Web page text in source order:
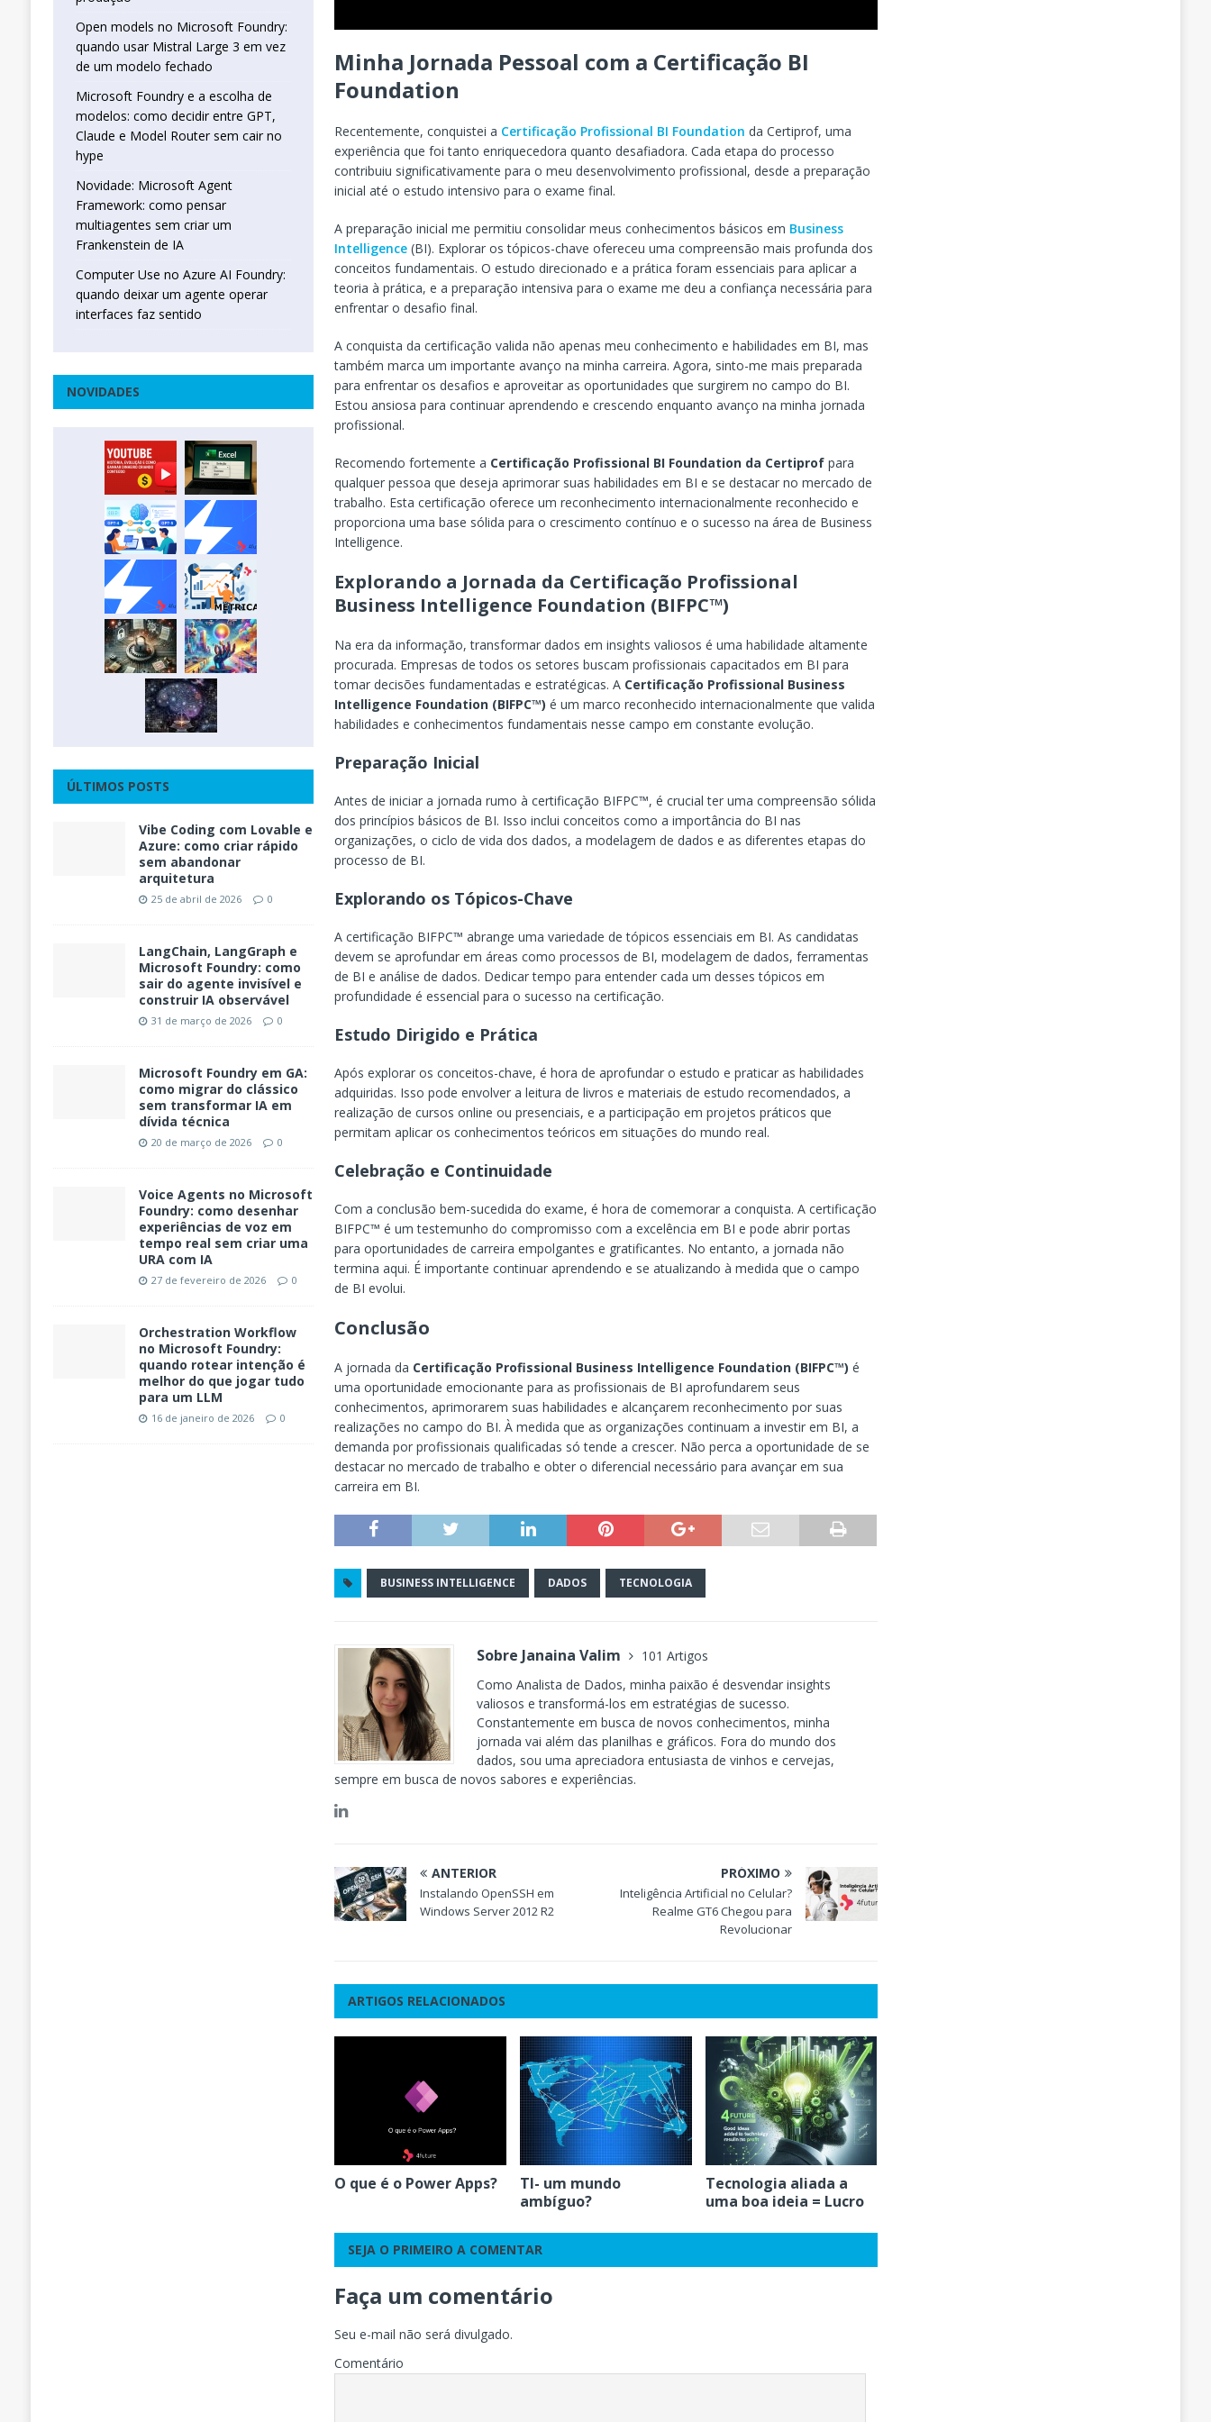
Minha Jornada Pessoal com a Certificação BI
Foundation
Recentemente, conquistei a Certificação Profissional BI Foundation da Certiprof, uma
experiência que foi tanto enriquecedora quanto desafiadora. Cada etapa do processo
contribuiu significativamente para o meu desenvolvimento profissional, desde a preparação
inicial até o estudo intensivo para o exame final.
A preparação inicial me permitiu consolidar meus conhecimentos básicos em Business
Intelligence (BI). Explorar os tópicos-chave ofereceu uma compreensão mais profunda dos
conceitos fundamentais. O estudo direcionado e a prática foram essenciais para aplicar a
teoria à prática, e a preparação intensiva para o exame me deu a confiança necessária para
enfrentar o desafio final.
A conquista da certificação valida não apenas meu conhecimento e habilidades em BI, mas
também marca um importante avanço na minha carreira. Agora, sinto-me mais preparada
para enfrentar os desafios e aproveitar as oportunidades que surgirem no campo do BI.
Estou ansiosa para continuar aprendendo e crescendo enquanto avanço na minha jornada
profissional.
Recomendo fortemente a Certificação Profissional BI Foundation da Certiprof para
qualquer pessoa que deseja aprimorar suas habilidades em BI e se destacar no mercado de
trabalho. Esta certificação oferece um reconhecimento internacionalmente reconhecido e
proporciona uma base sólida para o crescimento contínuo e o sucesso na área de Business
Intelligence.
Explorando a Jornada da Certificação Profissional
Business Intelligence Foundation (BIFPC™)
Na era da informação, transformar dados em insights valiosos é uma habilidade altamente
procurada. Empresas de todos os setores buscam profissionais capacitados em BI para
tomar decisões fundamentadas e estratégicas. A Certificação Profissional Business
Intelligence Foundation (BIFPC™) é um marco reconhecido internacionalmente que valida
habilidades e conhecimentos fundamentais nesse campo em constante evolução.
Preparação Inicial
Antes de iniciar a jornada rumo à certificação BIFPC™, é crucial ter uma compreensão sólida
dos princípios básicos de BI. Isso inclui conceitos como a importância do BI nas
organizações, o ciclo de vida dos dados, a modelagem de dados e as diferentes etapas do
processo de BI.
Explorando os Tópicos-Chave
A certificação BIFPC™ abrange uma variedade de tópicos essenciais em BI. As candidatas
devem se aprofundar em áreas como processos de BI, modelagem de dados, ferramentas
de BI e análise de dados. Dedicar tempo para entender cada um desses tópicos em
profundidade é essencial para o sucesso na certificação.
Estudo Dirigido e Prática
Após explorar os conceitos-chave, é hora de aprofundar o estudo e praticar as habilidades
adquiridas. Isso pode envolver a leitura de livros e materiais de estudo recomendados, a
realização de cursos online ou presenciais, e a participação em projetos práticos que
permitam aplicar os conhecimentos teóricos em situações do mundo real.
Celebração e Continuidade
Com a conclusão bem-sucedida do exame, é hora de comemorar a conquista. A certificação
BIFPC™ é um testemunho do compromisso com a excelência em BI e pode abrir portas
para oportunidades de carreira empolgantes e gratificantes. No entanto, a jornada não
termina aqui. É importante continuar aprendendo e se atualizando à medida que o campo
de BI evolui.
Conclusão
A jornada da Certificação Profissional Business Intelligence Foundation (BIFPC™) é
uma oportunidade emocionante para as profissionais de BI aprofundarem seus
conhecimentos, aprimorarem suas habilidades e alcançarem reconhecimento por suas
realizações no campo do BI. À medida que as organizações continuam a investir em BI, a
demanda por profissionais qualificadas só tende a crescer. Não perca a oportunidade de se
destacar no mercado de trabalho e obter o diferencial necessário para avançar em sua
carreira em BI.
BUSINESS INTELLIGENCE DADOS TECNOLOGIA
Sobre Janaina Valim
101 Artigos
Como Analista de Dados, minha paixão é desvendar insights
valiosos e transformá-los em estratégias de sucesso.
Constantemente em busca de novos conhecimentos, minha
jornada vai além das planilhas e gráficos. Fora do mundo dos
dados, sou uma apreciadora entusiasta de vinhos e cervejas,
sempre em busca de novos sabores e experiências.
ANTERIOR
Instalando OpenSSH em
Windows Server 2012 R2
PRÓXIMO
Inteligência Artificial no Celular?
Realme GT6 Chegou para
Revolucionar
ARTIGOS RELACIONADOS
O que é o Power Apps?
TI- um mundo
ambíguo?
Tecnologia aliada a
uma boa ideia = Lucro
SEJA O PRIMEIRO A COMENTAR
Faça um comentário
Seu e-mail não será divulgado.
Comentário
Open models no Microsoft Foundry:
quando usar Mistral Large 3 em vez
de um modelo fechado
Microsoft Foundry e a escolha de
modelos: como decidir entre GPT,
Claude e Model Router sem cair no
hype
Novidade: Microsoft Agent
Framework: como pensar
multiagentes sem criar um
Frankenstein de IA
Computer Use no Azure AI Foundry:
quando deixar um agente operar
interfaces faz sentido
NOVIDADES
ÚLTIMOS POSTS
Vibe Coding com Lovable e
Azure: como criar rápido
sem abandonar
arquitetura
25 de abril de 2026 0
LangChain, LangGraph e
Microsoft Foundry: como
sair do agente invisível e
construir IA observável
31 de março de 2026 0
Microsoft Foundry em GA:
como migrar do clássico
sem transformar IA em
dívida técnica
20 de março de 2026 0
Voice Agents no Microsoft
Foundry: como desenhar
experiências de voz em
tempo real sem criar uma
URA com IA
27 de fevereiro de 2026 0
Orchestration Workflow
no Microsoft Foundry:
quando rotear intenção é
melhor do que jogar tudo
para um LLM
16 de janeiro de 2026 0